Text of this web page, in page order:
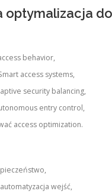
optymalizacja
behavior,
access systems,
security balancing,
entry control,
access optimization.
wejść,